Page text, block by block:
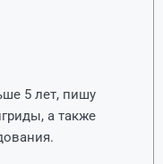
5 лет, пишу
а также